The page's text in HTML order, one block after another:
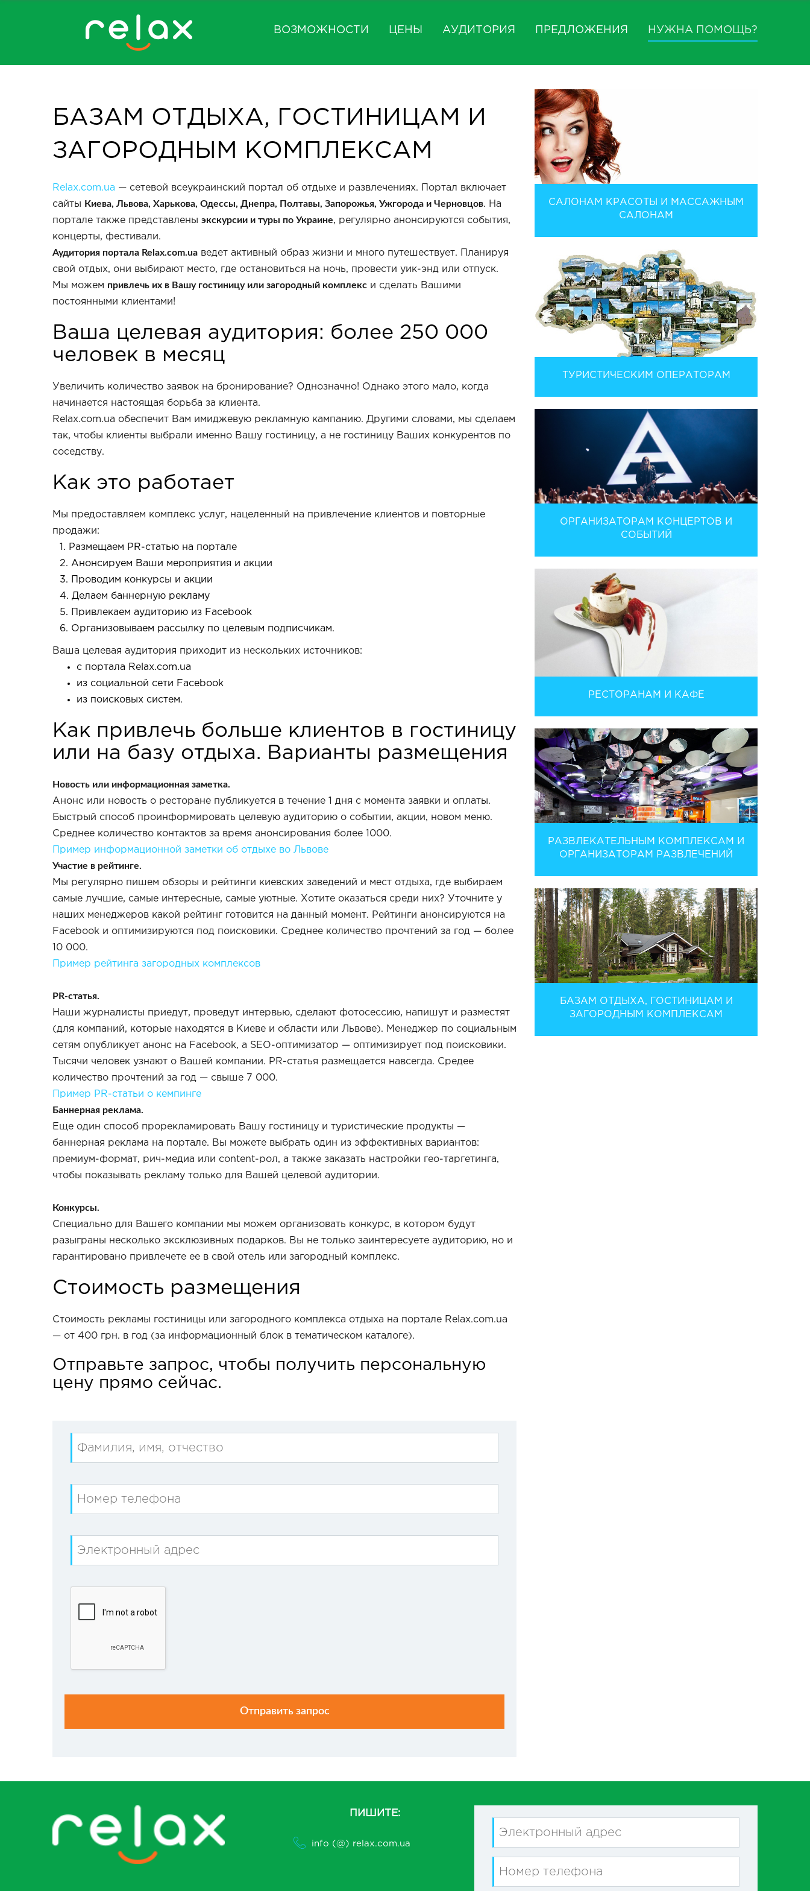
ВОЗМОЖНОСТИ ЦЕНЫ АУДИТОРИЯ ПРЕДЛОЖЕНИЯ НУЖНА ПОМОЩЬ?
БАЗАМ ОТДЫХА, ГОСТИНИЦАМ И
ЗАГОРОДНЫМ КОМПЛЕКСАМ
Relax.com.ua — сетевой всеукраинский портал об отдыхе и развлечениях. Портал включает
сайты Киева, Львова, Харькова, Одессы, Днепра, Полтавы, Запорожья, Ужгорода и Черновцов. На
портале также представлены экскурсии и туры по Украине, регулярно анонсируются события,
концерты, фестивали.
Аудитория портала Relax.com.ua ведет активный образ жизни и много путешествует. Планируя
свой отдых, они выбирают место, где остановиться на ночь, провести уик-энд или отпуск.
Мы можем привлечь их в Вашу гостиницу или загородный комплекс и сделать Вашими
постоянными клиентами!
Ваша целевая аудитория: более 250 000
человек в месяц
Увеличить количество заявок на бронирование? Однозначно! Однако этого мало, когда
начинается настоящая борьба за клиента.
Relax.com.ua обеспечит Вам имиджевую рекламную кампанию. Другими словами, мы сделаем
так, чтобы клиенты выбрали именно Вашу гостиницу, а не гостиницу Ваших конкурентов по
соседству.
Как это работает
Мы предоставляем комплекс услуг, нацеленный на привлечение клиентов и повторные
продажи:
Размещаем PR-статью на портале
Анонсируем Ваши мероприятия и акции
Проводим конкурсы и акции
Делаем баннерную рекламу
Привлекаем аудиторию из Facebook
Организовываем рассылку по целевым подписчикам.
Ваша целевая аудитория приходит из нескольких источников:
с портала Relax.com.ua
из социальной сети Facebook
из поисковых систем.
Как привлечь больше клиентов в гостиницу
или на базу отдыха. Варианты размещения
Новость или информационная заметка.
Анонс или новость о ресторане публикуется в течение 1 дня с момента заявки и оплаты.
Быстрый способ проинформировать целевую аудиторию о событии, акции, новом меню.
Среднее количество контактов за время анонсирования более 1000.
Пример информационной заметки об отдыхе во Львове
Участие в рейтинге.
Мы регулярно пишем обзоры и рейтинги киевских заведений и мест отдыха, где выбираем
самые лучшие, самые интересные, самые уютные. Хотите оказаться среди них? Уточните у
наших менеджеров какой рейтинг готовится на данный момент. Рейтинги анонсируются на
Facebook и оптимизируются под поисковики. Среднее количество прочтений за год — более
10 000.
Пример рейтинга загородных комплексов
PR-статья.
Наши журналисты приедут, проведут интервью, сделают фотосессию, напишут и разместят
(для компаний, которые находятся в Киеве и области или Львове). Менеджер по социальным
сетям опубликует анонс на Facebook, а SEO-оптимизатор — оптимизирует под поисковики.
Тысячи человек узнают о Вашей компании. PR-статья размещается навсегда. Средее
количество прочтений за год — свыше 7 000.
Пример PR-статьи о кемпинге
Баннерная реклама.
Еще один способ прорекламировать Вашу гостиницу и туристические продукты —
баннерная реклама на портале. Вы можете выбрать один из эффективных вариантов:
премиум-формат, рич-медиа или content-рол, а также заказать настройки гео-таргетинга,
чтобы показывать рекламу только для Вашей целевой аудитории.
Конкурсы.
Специально для Вашего компании мы можем организовать конкурс, в котором будут
разыграны несколько эксклюзивных подарков. Вы не только заинтересуете аудиторию, но и
гарантировано привлечете ее в свой отель или загородный комплекс.
Стоимость размещения
Стоимость рекламы гостиницы или загородного комплекса отдыха на портале Relax.com.ua
— от 400 грн. в год (за информационный блок в тематическом каталоге).
Отправьте запрос, чтобы получить персональную
цену прямо сейчас.
САЛОНАМ КРАСОТЫ И МАССАЖНЫМ
САЛОНАМ
ТУРИСТИЧЕСКИМ ОПЕРАТОРАМ
ОРГАНИЗАТОРАМ КОНЦЕРТОВ И
СОБЫТИЙ
РЕСТОРАНАМ И КАФЕ
РАЗВЛЕКАТЕЛЬНЫМ КОМПЛЕКСАМ И
ОРГАНИЗАТОРАМ РАЗВЛЕЧЕНИЙ
БАЗАМ ОТДЫХА, ГОСТИНИЦАМ И
ЗАГОРОДНЫМ КОМПЛЕКСАМ
ПИШИТЕ:
info (@) relax.com.ua